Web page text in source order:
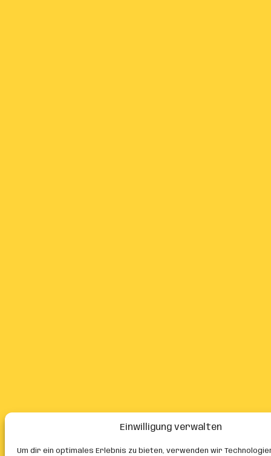
Einwilligung verwalten
Um dir ein optimales Erlebnis zu bieten, verwenden wir